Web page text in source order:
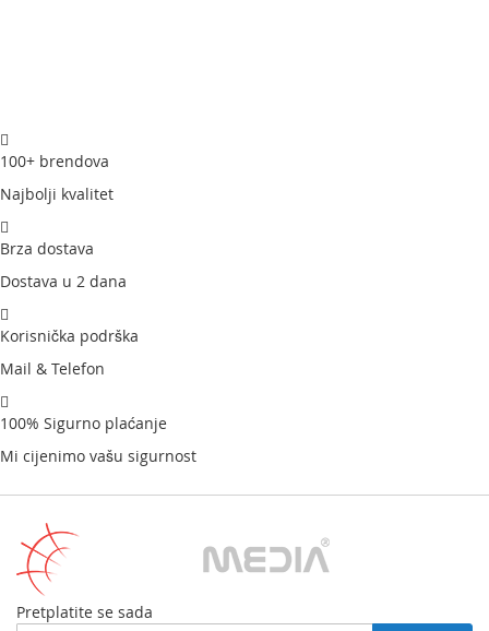
100+ brendova
Najbolji kvalitet
Brza dostava
Dostava u 2 dana
Korisnička podrška
Mail & Telefon
100% Sigurno plaćanje
Mi cijenimo vašu sigurnost
Pretplatite se sada